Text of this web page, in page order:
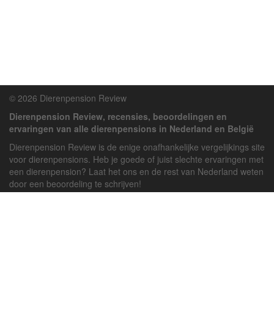
© 2026 Dierenpension Review
Dierenpension Review, recensies, beoordelingen en
ervaringen van alle dierenpensions in Nederland en België
Dierenpension Review is de enige onafhankelijke vergelijkings site
voor dierenpensions. Heb je goede of juist slechte ervaringen met
een dierenpension? Laat het ons en de rest van Nederland weten
door een beoordeling te schrijven!